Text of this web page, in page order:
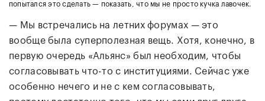
попытался это сделать — показать, что мы не просто кучка лавочек.
— Мы встречались на летних форумах — это
вообще была суперполезная вещь. Хотя, конечно, в
первую очередь «Альянс» был необходим, чтобы
согласовывать что-то с институциями. Сейчас уже
особенно нечего и не с кем согласовывать,